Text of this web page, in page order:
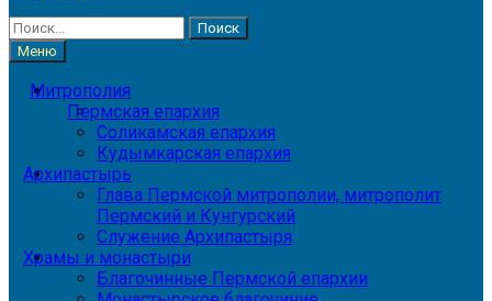
Найти:
Меню
Митрополия
Пермская епархия
Соликамская епархия
Кудымкарская епархия
Архипастырь
Глава Пермской митрополии, митрополит
Пермский и Кунгурский
Служение Архипастыря
Храмы и монастыри
Благочинные Пермской епархии